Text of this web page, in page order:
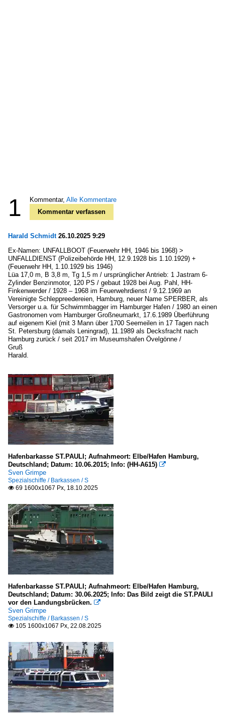
1 Kommentar, Alle Kommentare
Kommentar verfassen
Harald Schmidt26.10.2025 9:29
Ex-Namen: UNFALLBOOT (Feuerwehr HH, 1946 bis 1968) >
UNFALLDIENST (Polizeibehörde HH, 12.9.1928 bis 1.10.1929) +
(Feuerwehr HH, 1.10.1929 bis 1946)
Lüa 17,0 m, B 3,8 m, Tg 1,5 m / ursprünglicher Antrieb: 1 Jastram 6-
Zylinder Benzinmotor, 120 PS / gebaut 1928 bei Aug. Pahl, HH-
Finkenwerder / 1928 – 1968 im Feuerwehrdienst / 9.12.1969 an
Vereinigte Schleppreedereien, Hamburg, neuer Name SPERBER, als
Versorger u.a. für Schwimmbagger im Hamburger Hafen / 1980 an einen
Gastronomen vom Hamburger Großneumarkt, 17.6.1989 Überführung
auf eigenem Kiel (mit 3 Mann über 1700 Seemeilen in 17 Tagen nach
St. Petersburg (damals Leningrad), 11.1989 als Decksfracht nach
Hamburg zurück / seit 2017 im Museumshafen Övelgönne /
Gruß
Harald.
Hafenbarkasse ST.PAULI; Aufnahmeort: Elbe/Hafen Hamburg,
Deutschland; Datum: 10.06.2015; Info: (HH-A615) 
Sven Grimpe
Spezialschiffe / Barkassen / S
 69 1600x1067 Px, 18.10.2025
Hafenbarkasse ST.PAULI; Aufnahmeort: Elbe/Hafen Hamburg,
Deutschland; Datum: 30.06.2025; Info: Das Bild zeigt die ST.PAULI
vor den Landungsbrücken. 
Sven Grimpe
Spezialschiffe / Barkassen / S
 105 1600x1067 Px, 22.08.2025